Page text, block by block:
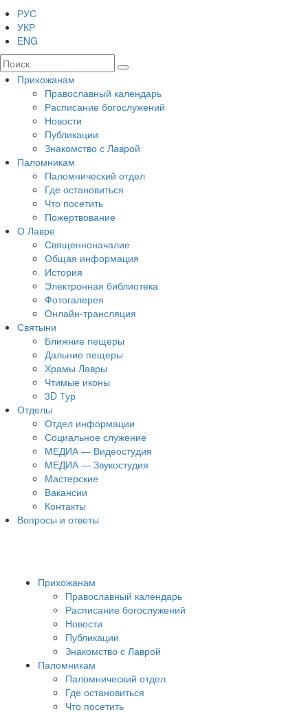
РУС
УКР
ENG
Прихожанам
Православный календарь
Расписание богослужений
Новости
Публикации
Знакомство с Лаврой
Паломникам
Паломнический отдел
Где остановиться
Что посетить
Пожертвование
О Лавре
Священноначалие
Общая информация
История
Электронная библиотека
Фотогалерея
Онлайн-трансляция
Святыни
Ближние пещеры
Дальние пещеры
Храмы Лавры
Чтимые иконы
3D Тур
Отделы
Отдел информации
Социальное служение
МЕДИА — Видеостудия
МЕДИА — Звукостудия
Мастерские
Вакансии
Контакты
Вопросы и ответы
Прихожанам
Православный календарь
Расписание богослужений
Новости
Публикации
Знакомство с Лаврой
Паломникам
Паломнический отдел
Где остановиться
Что посетить